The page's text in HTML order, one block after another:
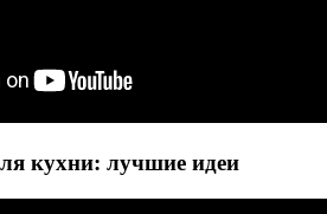
кухни: лучшие идеи